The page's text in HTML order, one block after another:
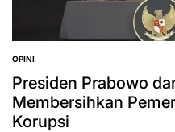
POSTED
IN
OPINI
Presiden Prabowo
Membersihkan
Korupsi